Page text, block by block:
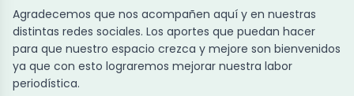
Agradecemos que nos acompañen aquí y en nuestras
distintas redes sociales. Los aportes que puedan hacer
para que nuestro espacio crezca y mejore son bienvenidos
ya que con esto lograremos mejorar nuestra labor
periodística.